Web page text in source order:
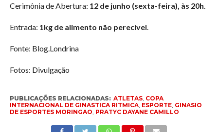
Cerimônia de Abertura: 12 de junho (sexta-feira), às 20h.
Entrada: 1kg de alimento não perecível.
Fonte: Blog.Londrina
Fotos: Divulgação
PUBLICAÇÕES RELACIONADAS: ATLETAS, COPA
INTERNACIONAL DE GINASTICA RITMICA, ESPORTE, GINASIO
DE ESPORTES MORINGAO PRATYC DAYANE CAMILLO